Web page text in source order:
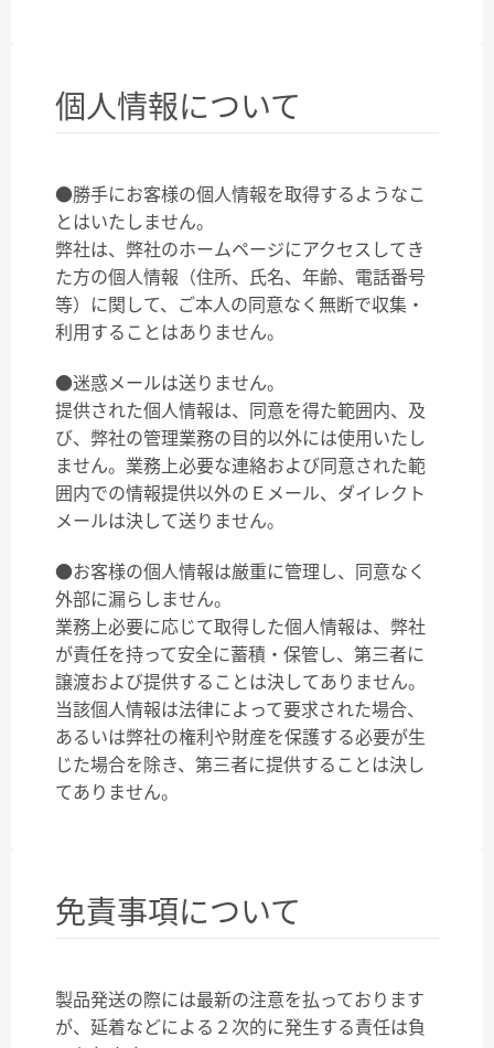
個人情報について
●勝手にお客様の個人情報を取得するようなこ
とはいたしません。
弊社は、弊社のホームページにアクセスしてき
た方の個人情報（住所、氏名、年齢、電話番号
等）に関して、ご本人の同意なく無断で収集・
利用することはありません。
●迷惑メールは送りません。
提供された個人情報は、同意を得た範囲内、及
び、弊社の管理業務の目的以外には使用いたし
ません。業務上必要な連絡および同意された範
囲内での情報提供以外のＥメール、ダイレクト
メールは決して送りません。
●お客様の個人情報は厳重に管理し、同意なく
外部に漏らしません。
業務上必要に応じて取得した個人情報は、弊社
が責任を持って安全に蓄積・保管し、第三者に
譲渡および提供することは決してありません。
当該個人情報は法律によって要求された場合、
あるいは弊社の権利や財産を保護する必要が生
じた場合を除き、第三者に提供することは決し
てありません。
免責事項について
製品発送の際には最新の注意を払っております
が、延着などによる２次的に発生する責任は負